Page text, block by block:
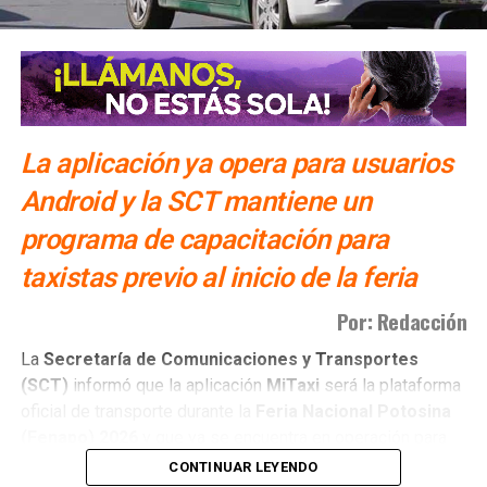
La aplicación ya opera para usuarios
Android y la SCT mantiene un
programa de capacitación para
taxistas previo al inicio de la feria
Por: Redacción
La Secretaría de Comunicaciones y Transportes
(SCT) informó que la aplicación MiTaxi será la plataforma
usuarios con dispositivosAndroid.
CONTINUAR LEYENDO